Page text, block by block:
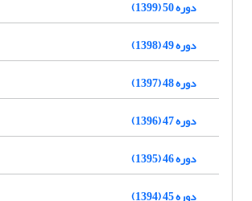
دوره 50 (1399)
دوره 49 (1398)
دوره 48 (1397)
دوره 47 (1396)
دوره 46 (1395)
دوره 45 (1394)